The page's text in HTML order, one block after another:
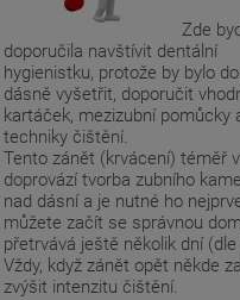
Zde
doporučila navštívit dentální
hygienistku, protože by bylo
dásně vyšetřit, doporučit
kartáček, mezizubní pomůcky
techniky čištění.
Tento zánět (krvácení) téměř
doprovází tvorba zubního
nad dásní a je nutné ho
můžete začít se správnou
přetrvává ještě několik dní
Vždy, když zánět opět někde
zvýšit intenzitu čištění.